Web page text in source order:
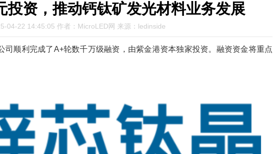
投资，推动钙钛矿发光材料业务发展
04-22 14:45:05 作者：MicroLED网 来源：ledinside
顺利完成了A+轮数千万级融资，由紫金港资本独家投资。融资资金将重点